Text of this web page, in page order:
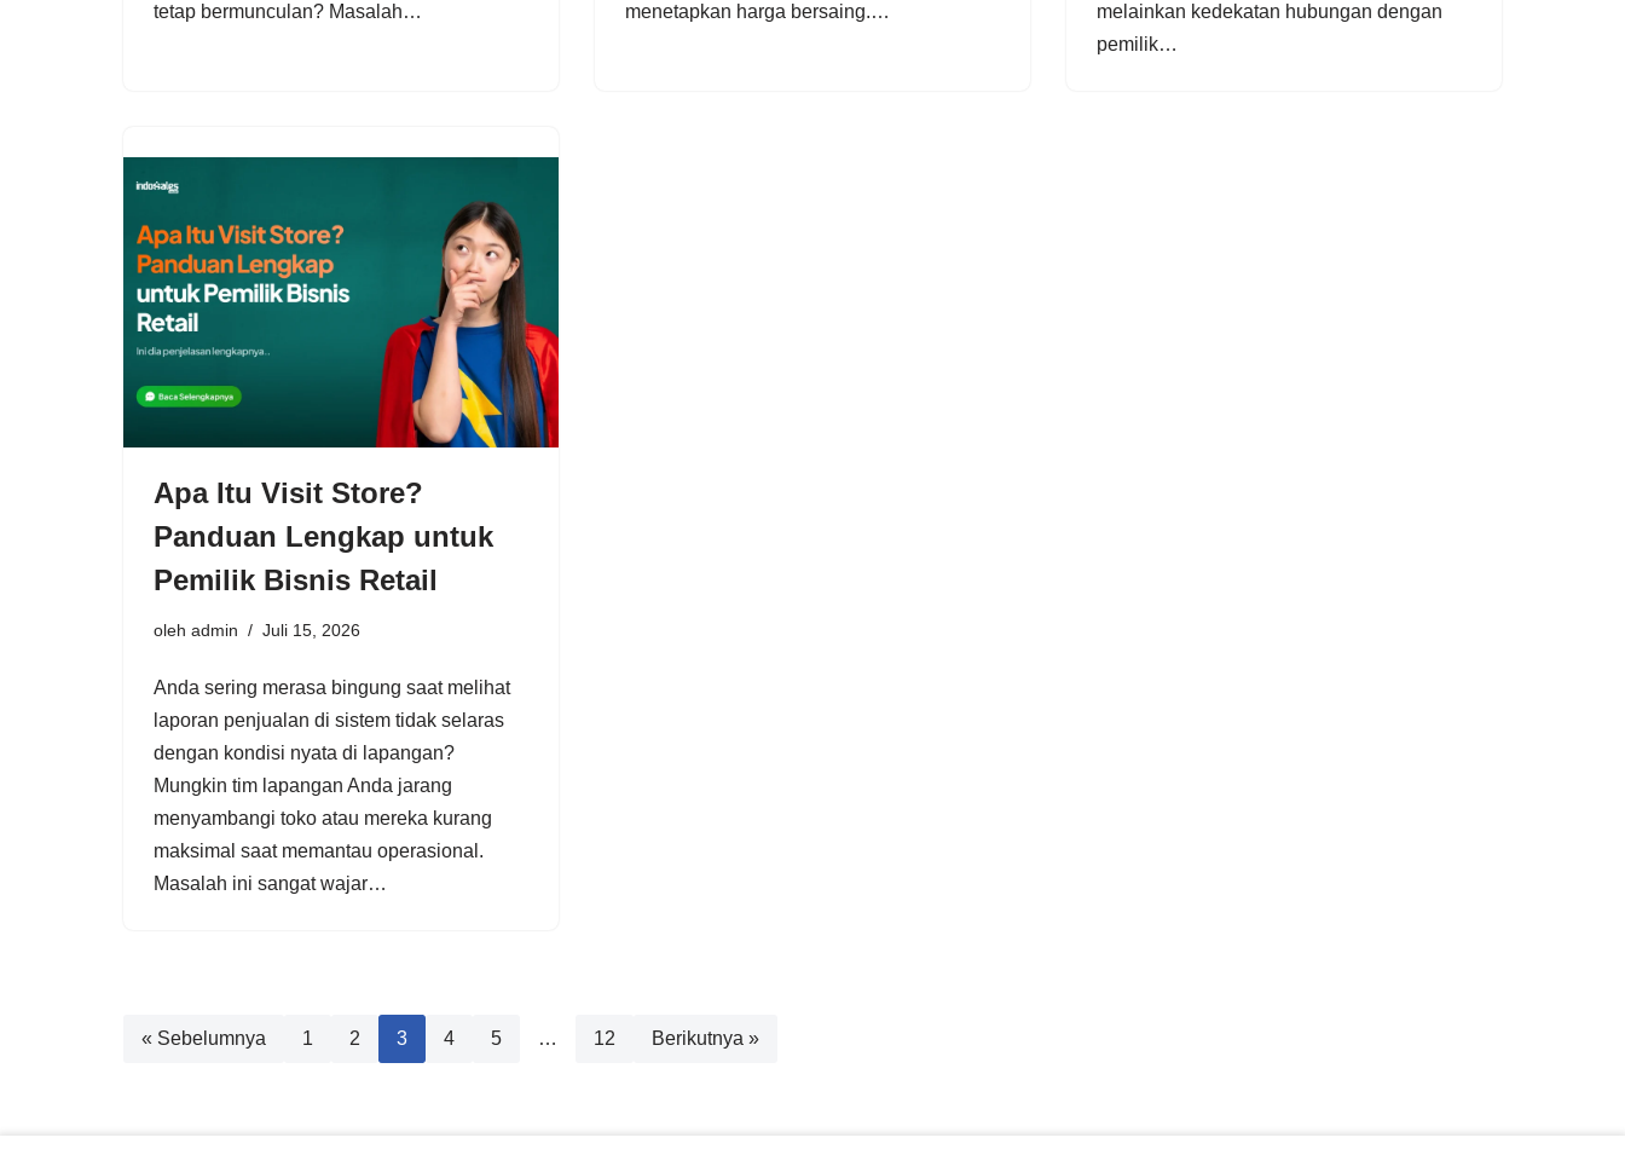
tetap bermunculan? Masalah…
menetapkan harga bersaing.…
melainkan kedekatan hubungan dengan
pemilik…
Apa Itu Visit Store?
Panduan Lengkap untuk
Pemilik Bisnis Retail
oleh admin Juli 15, 2026
Anda sering merasa bingung saat melihat
laporan penjualan di sistem tidak selaras
dengan kondisi nyata di lapangan?
Mungkin tim lapangan Anda jarang
menyambangi toko atau mereka kurang
maksimal saat memantau operasional.
Masalah ini sangat wajar…
« Sebelumnya 1 2 3 4 5 … 12 Berikutnya »